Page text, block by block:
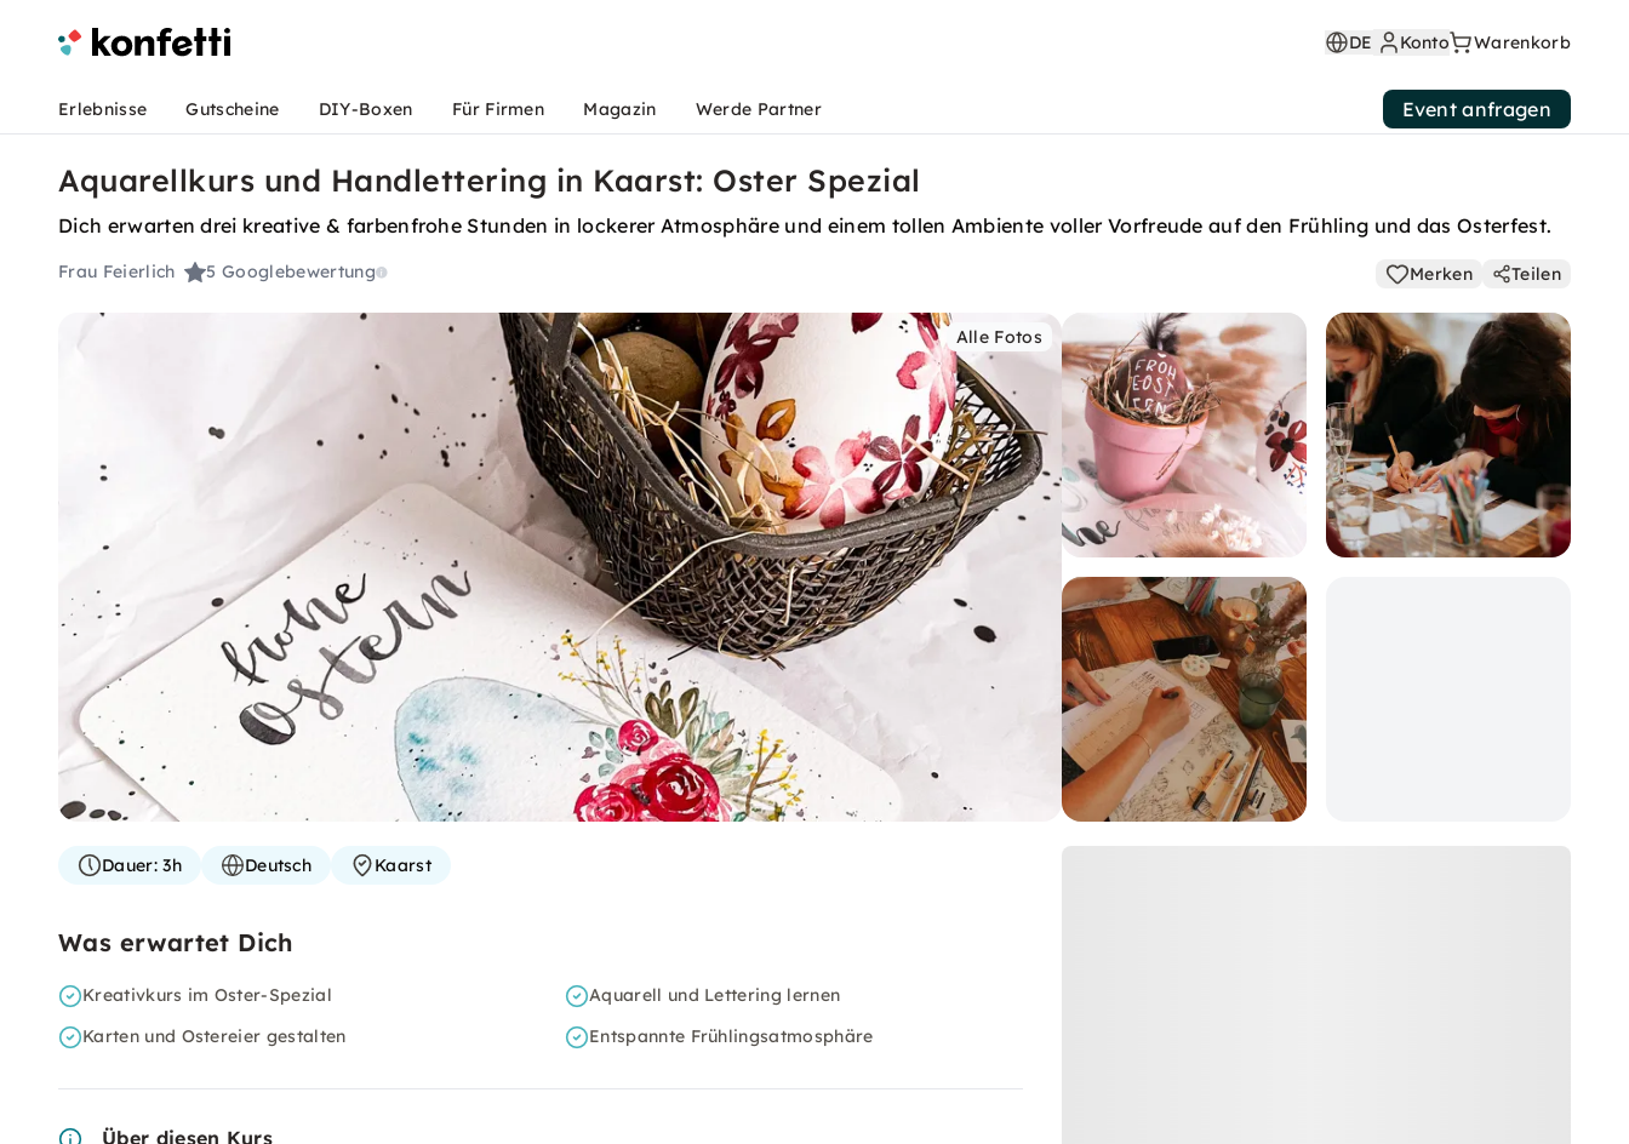
DE Konto Warenkorb
Erlebnisse Gutscheine DIY-Boxen Für Firmen Magazin Werde Partner Event anfragen
Aquarellkurs und Handlettering in Kaarst: Oster Spezial
Dich erwarten drei kreative & farbenfrohe Stunden in lockerer Atmosphäre und einem tollen Ambiente voller Vorfreude auf den Frühling und das Osterfest.
Frau Feierlich 5Googlebewertung Merken Teilen
Alle Fotos
Dauer:3h Deutsch Kaarst
Was erwartet Dich
Kreativkurs im Oster-Spezial
Aquarell und Lettering lernen
Karten und Ostereier gestalten
Entspannte Frühlingsatmosphäre
Über diesen Kurs